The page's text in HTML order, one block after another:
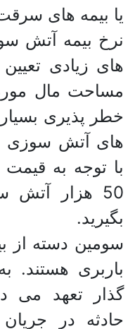
یا بیمه های
نرخ بیمه آتش
های زیادی
مساحت مال
خطر پذیری بسیار
های آتش سوزی
با توجه به قیمت
50 هزار
بگیرید.
سومین دسته از
باربری هستند.
گذار تعهد می
حادثه در